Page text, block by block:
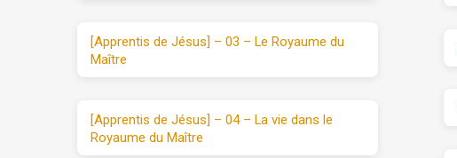
[Apprentis de Jésus] – 03 – Le Royaume du
Maître
[Apprentis de Jésus] – 04 – La vie dans le
Royaume du Maître